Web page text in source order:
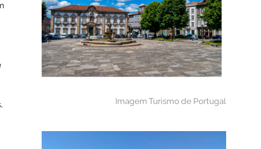
Imagem Turismo de Portugal